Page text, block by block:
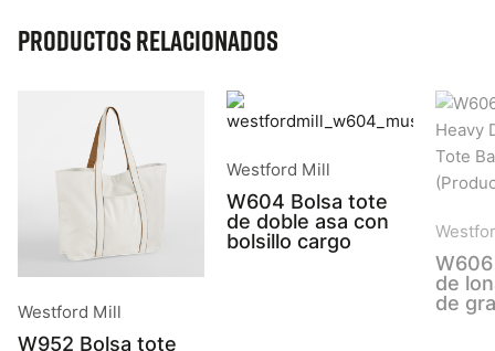
Productos relacionados
Westford Mill
W952 Bolsa tote
Westford Mill
W604 Bolsa tote
de doble asa con
bolsillo cargo
de
de